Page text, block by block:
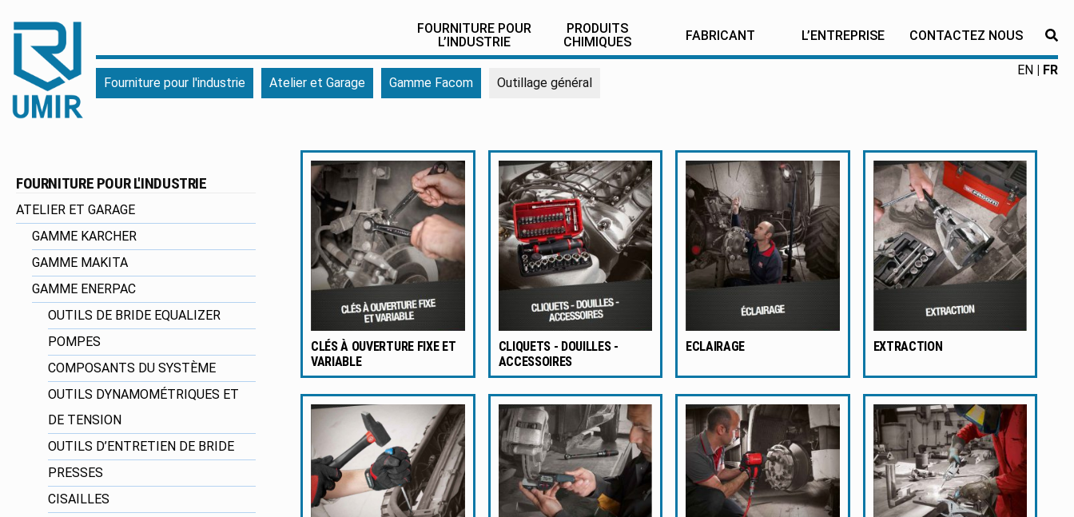
Fourniture
pour
Fabricant
FOURNITURE POUR
L’INDUSTRIE
PRODUITS
CHIMIQUES
FABRICANT L’ENTREPRISE CONTACTEZ NOUS
EN
FR
Fourniture pour l'industrie
Atelier et Garage Gamme Facom Outillage général
FOURNITURE POUR L'INDUSTRIE
ATELIER ET GARAGE
GAMME KARCHER
GAMME MAKITA
GAMME ENERPAC
OUTILS DE BRIDE EQUALIZER
POMPES
COMPOSANTS DU SYSTÈME
OUTILS DYNAMOMÉTRIQUES ET
DE TENSION
OUTILS D’ENTRETIEN DE BRIDE
PRESSES
CISAILLES
CLÉS À OUVERTURE FIXE ET
VARIABLE
CLIQUETS - DOUILLES -
ACCESSOIRES
ECLAIRAGE EXTRACTION